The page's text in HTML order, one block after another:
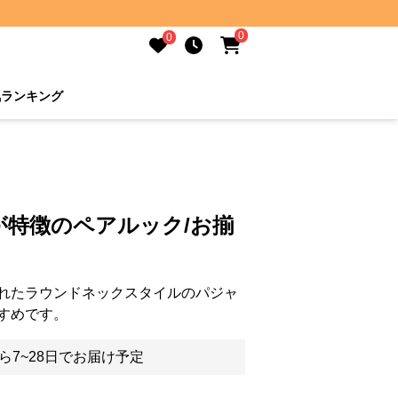
0 0
ンキング
徴のペアルック/お揃
たラウンドネックスタイルのパジャ
めです。
7~28日でお届け予定